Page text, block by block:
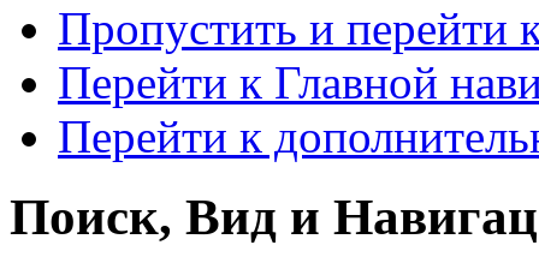
Пропустить и перейти
Перейти к Главной
Перейти к
Поиск, Вид и